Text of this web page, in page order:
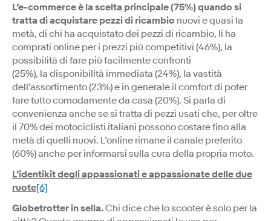
L’e-commerce è la scelta principale (75%) quando si
tratta di acquistare pezzi di ricambio nuovi e quasi la
metà, di chi ha acquistato dei pezzi di ricambio, li ha
comprati online per i prezzi più competitivi (46%), la
possibilità di fare più facilmente confronti
(25%), la disponibilità immediata (24%), la vastità
dell’assortimento (23%) e in generale il comfort di poter
fare tutto comodamente da casa (20%). Si parla di
convenienza anche se si tratta di pezzi usati che, per oltre
il 70% dei motociclisti italiani possono costare fino alla
metà di quelli nuovi. L’online rimane il canale preferito
(60%) anche per informarsi sulla cura della propria moto.
L’identikit degli appassionati e appassionate delle due
ruote[6]
Globetrotter in sella.Chi dice che lo scooter è solo per la